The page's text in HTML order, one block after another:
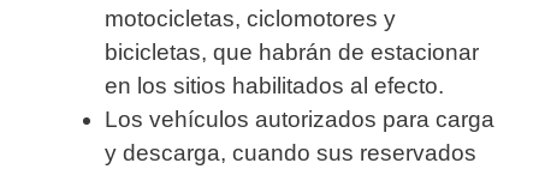
motocicletas, ciclomotores y
bicicletas, que habrán de estacionar
en los sitios habilitados al efecto.
Los vehículos autorizados para carga
y descarga, cuando sus reservados